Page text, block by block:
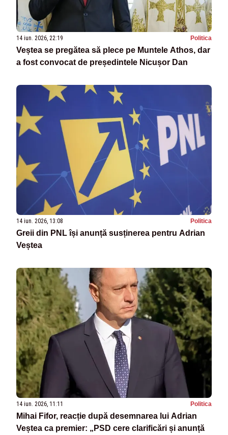
14 iun. 2026, 22:19 Politica
Veștea se pregătea să plece pe Muntele Athos, dar
a fost convocat de președintele Nicușor Dan
14 iun. 2026, 13:08 Politica
Greii din PNL își anunță susținerea pentru Adrian
Veștea
14 iun. 2026, 11:11 Politica
Mihai Fifor, reacție după desemnarea lui Adrian
Veștea ca premier: „PSD cere clarificări și anunță